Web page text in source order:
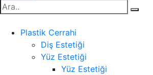
Plastik Cerrahi
Diş Estetiği
Yüz Estetiği
Yüz Estetiği